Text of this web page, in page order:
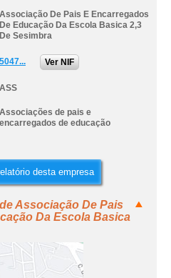
Associação De Pais E Encarregados
De Educação Da Escola Basica 2,3
De Sesimbra
5047... Ver NIF
ASS
Associações de pais e
encarregados de educação
desta empresa
Associação De Pais
Da Escola Basica